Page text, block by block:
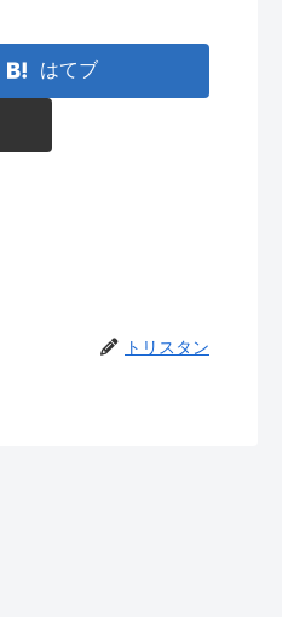
はてブ
トリスタン